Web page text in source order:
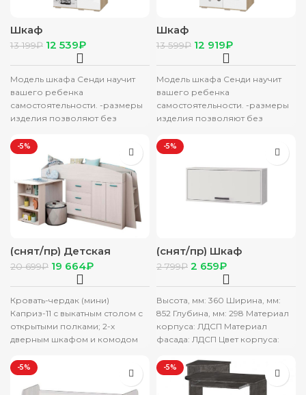
Шкаф
многофункциональный
“Сенди” ШК-10 сонома
13 199₽ 12 539₽
Модель шкафа Сенди научит
вашего ребенка
самостоятельности. -размеры
изделия позволяют без
вешалку с одеждой, сложить в
ящики
Шкаф
многофункциональный
“Сенди” ШК-10 сонома
13 599₽ 12 919₽
Модель шкафа Сенди научит
вашего ребенка
самостоятельности. -размеры
изделия позволяют без
вешалку с одеждой, сложить в
ящики
-5%
(снят/пр) Детская
кровать Каприз-11
(ЦРК.КПР.11) с рис.
20 699₽ 19 664₽
Кровать-чердак (мини)
Каприз-11 с выкатным столом с
открытыми полками; 2-х
дверным шкафом и комодом
Габаритные размеры, мм: 2134
-5%
(снят/пр) Шкаф
настенный (850) с 1 дв.
Лило/Стич ясень анкор
2 799₽ 2 659₽
Высота, мм: 360 Ширина, мм:
852 Глубина, мм: 298 Материал
корпуса: ЛДСП Материал
фасада: ЛДСП Цвет корпуса:
-5% -5%